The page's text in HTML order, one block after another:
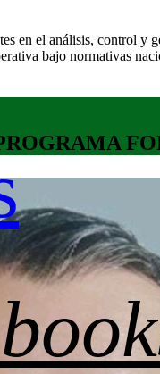
en el análisis, control
bajo normativas